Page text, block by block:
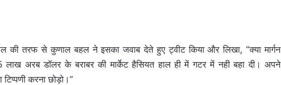
की तरफ से कुणाल बहल ने इसका जवाब देते हुए ट्वीट किया और लिखा, “क्या मार्गन
लाख अरब डॉलर के बराबर की मार्केट हैसियत हाल ही में गटर में नही बहा दी। अपने
करना छोड़ो।”